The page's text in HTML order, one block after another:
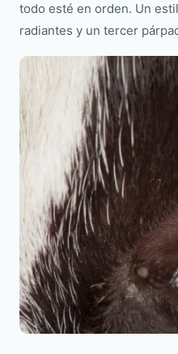
todo esté en orden. Un
radiantes y un tercer